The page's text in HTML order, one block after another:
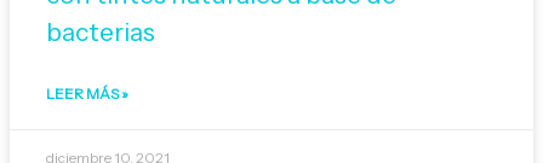
bacterias
LEER MÁS »
diciembre 10, 2021